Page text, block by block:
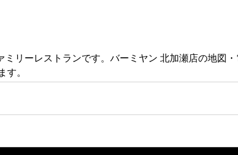
リーレストランです。バーミヤン 北加瀬店の地図
す。